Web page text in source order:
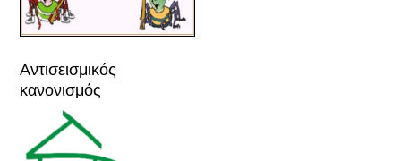
Αντισεισμικός
κανονισμός